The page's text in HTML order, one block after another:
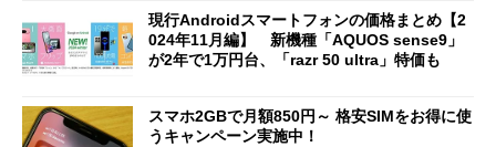
現行Androidスマートフォンの価格まとめ【2
024年11月編】 新機種「AQUOS sense9」
が2年で1万円台、「razr 50 ultra」特価も
スマホ2GBで月額850円～ 格安SIMをお得に使
うキャンペーン実施中！